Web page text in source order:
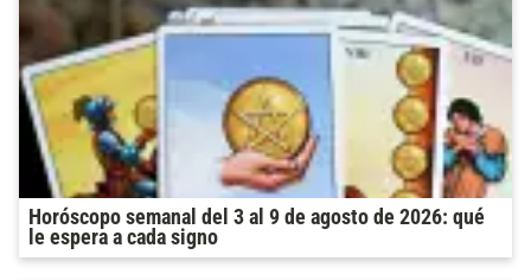
Horóscopo semanal del 3 al 9 de agosto de 2026: qué
le espera a cada signo